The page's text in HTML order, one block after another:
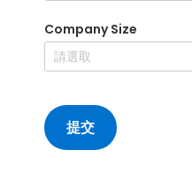
Company Size